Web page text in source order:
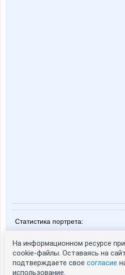
Статистика портрета:
зарегистрированные пользователи
посетившие портрет за 7 дней - 0
На информационном ресурсе
cookie-файлы. Оставаясь на
подтверждаете свое согласие
использование.